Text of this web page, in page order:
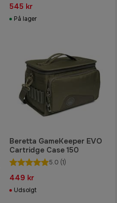
545 kr
På lager
Beretta GameKeeper EVO
Cartridge Case 150
5.0 (1)
449 kr
Udsolgt